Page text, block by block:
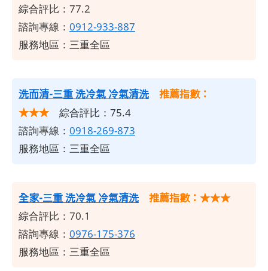
綜合評比：77.2
諮詢專線： 0912-933-887
服務地區：三重全區
洗而清-三重 洗冷氣 冷氣清洗
推薦指數：
★★★ 綜合評比：75.4
諮詢專線： 0918-269-873
服務地區：三重全區
全家-三重 洗冷氣 冷氣清洗 推薦指數：★★★
綜合評比：70.1
諮詢專線： 0976-175-376
服務地區：三重全區